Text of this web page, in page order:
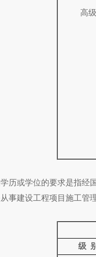
高级
历或学位的要求是指经
事建设工程项目施工
级